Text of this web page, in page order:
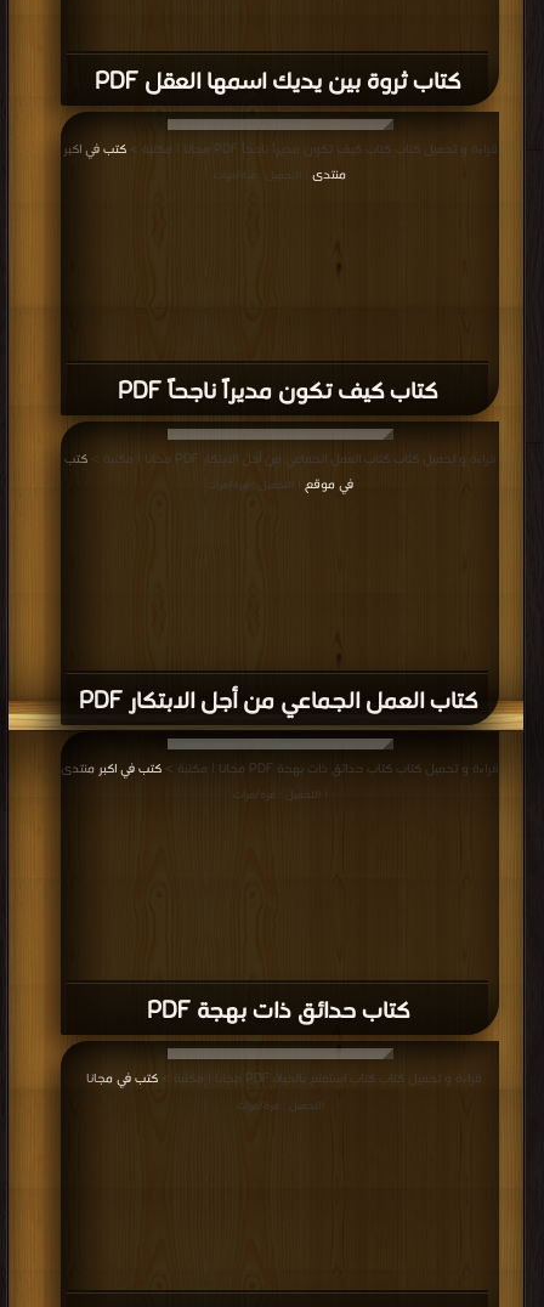
كتاب ثروة بين يديك اسمها العقل PDF
كتاب كيف تكون مديراً ناجحاً PDF
قراءة و تحميل كتاب كتاب كيف تكون مديراً ناجحاً PDF مجانا | مكتبة >
كتب في اكبر
منتدى
| التحميل : مرة/مرات
كتاب العمل الجماعي من أجل الابتكار PDF
قراءة و تحميل كتاب كتاب العمل الجماعي من أجل الابتكار PDF مجانا | مكتبة >
كتب
في موقع
| التحميل : مرة/مرات
كتاب حدائق ذات بهجة PDF
قراءة و تحميل كتاب كتاب حدائق ذات بهجة PDF مجانا | مكتبة > كتب في اكبر منتدى
| التحميل : مرة/مرات
قراءة و تحميل كتاب كتاب استمتع بالحياة PDF مجانا | مكتبة > كتب في مجانا
التحميل : مرة/مرات